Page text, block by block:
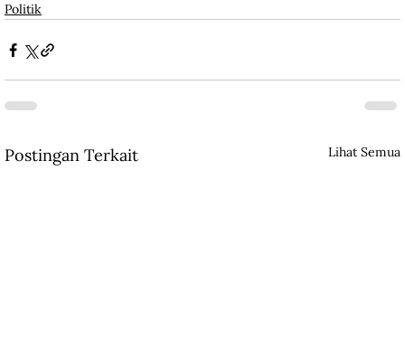
Politik
Postingan Terkait Lihat Semua